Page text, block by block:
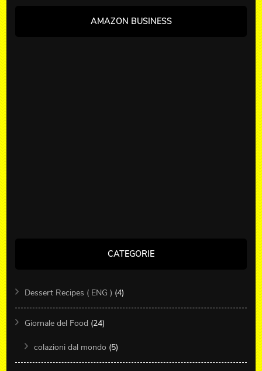
AMAZON BUSINESS
CATEGORIE
Dessert Recipes ( ENG ) (4)
Giornale del Food (24)
colazioni dal mondo (5)